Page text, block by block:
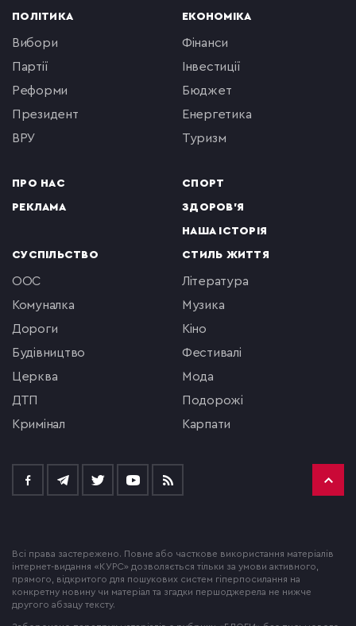
ПОЛІТИКА
вибори
партії
реформи
президент
ВРУ
ПРО НАС
РЕКЛАМА
ЕКОНОМІКА
фінанси
інвестиції
бюджет
енергетика
туризм
СПОРТ
ЗДОРОВ'Я
НАША ІСТОРІЯ
СУСПІЛЬСТВО
ООС
комуналка
Дороги
будівництво
церква
ДТП
кримінал
СТИЛЬ ЖИТТЯ
література
музика
кіно
фестивалі
мода
подорожі
Карпати
Всі права застережено. Повне або часткове використання матеріалів
інтернет-видання «КУРС» дозволяється тільки за умови активного,
прямого, відкритого для пошукових систем гіперпосилання на
конкретну новину чи матеріал та згадки першоджерела не нижче
другого абзацу тексту.